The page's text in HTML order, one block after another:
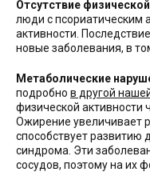
Отсутствие
люди с псориатическим
активности.
новые заболевания, в
Метаболические
подробно в другой
физической активности
Ожирение увеличивает
способствует развитию
синдрома. Эти
сосудов, поэтому на их